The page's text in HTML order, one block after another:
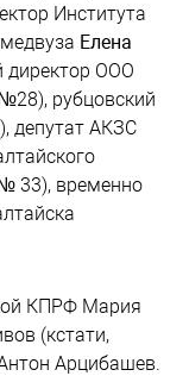
Института
Елена
директор ООО
рубцовский
депутат АКЗС
33), временно
КПРФ Мария
(кстати,
Арцибашев.